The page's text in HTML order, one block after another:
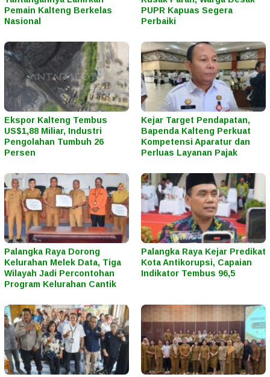
Pemain Kalteng Berkelas
Nasional
PUPR Kapuas Segera
Perbaiki
Ekspor Kalteng Tembus
US$1,88 Miliar, Industri
Pengolahan Tumbuh 26
Persen
Kejar Target Pendapatan,
Bapenda Kalteng Perkuat
Kompetensi Aparatur dan
Perluas Layanan Pajak
Palangka Raya Dorong
Kelurahan Melek Data, Tiga
Wilayah Jadi Percontohan
Program Kelurahan Cantik
Palangka Raya Kejar Predikat
Kota Antikorupsi, Capaian
Indikator Tembus 96,5